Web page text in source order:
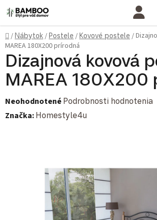
Prejsť na obsah
Domov
/Nábytok /Postele /Kovové postele /
MAREA 180X200 prírodná
Dizajnová kovová
MAREA 180X200
Priemerné hodnotenie produktu je 0,0 z 5
Neohodnotené Podrobnosti hodnotenia
Značka: Homestyle4u